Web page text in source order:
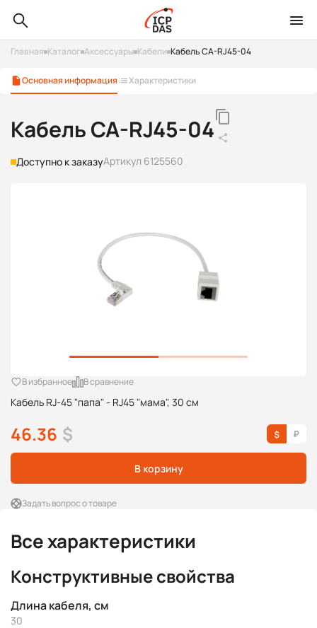
Главная Каталог Аксессуары Кабели Кабель CA-RJ45-04
Основная информация Характеристики
Кабель CA-RJ45-04
Доступно к заказуАртикул 6125560
Кабель RJ-45 "папа" - RJ45 "мама", 30 см
В избранное В сравнение
46.36 $
В корзину
Задать вопрос о товаре
Все характеристики
Конструктивные свойства
Длина кабеля, см
30